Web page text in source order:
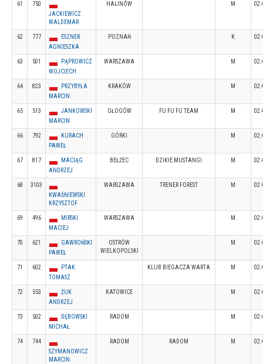
61
750
JACKIEWICZ
WALDEMAR
HALINÓW M
62 777
ESZNER
AGNIESZKA
POZNAŃ K
63 501
PĄPROWICZ
WOJCIECH
WARSZAWA M
64 823
PRZYBYŁA
MARCIN
KRAKÓW M
65 513
JANKOWSKI
MARCIN
GŁOGÓW FU FU FU TEAM M
66 792
KURACH
PAWEŁ
GÓRKI M
67 817
MACIĄG
ANDRZEJ
BEŁŻEC DZIKIE MUSTANGI M
68
3103
KWAŚNIEWSKI
KRZYSZTOF
WARSZAWA TRENER FOREST M
69 496
MIRSKI
MACIEJ
WARSZAWA M
70 621
GAWROŃSKI
PAWEŁ
OSTRÓW
WIELKOPOLSKI
M
71 602
PTAK
TOMASZ
KLUB BIEGACZA WARTA M
72 553
ŻUK
ANDRZEJ
KATOWICE M
73 502
DĘBOWSKI
MICHAŁ
RADOM M
74
744
SZYMANOWICZ
MARCIN
RADOM RADOM M